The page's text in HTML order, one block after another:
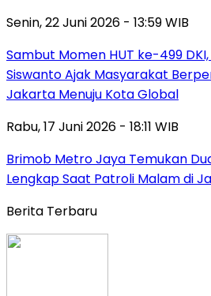
Senin, 22 Juni 2026 - 13:59 WIB
Sambut Momen HUT ke-499
Siswanto Ajak Masyarakat
Jakarta Menuju Kota Global
Rabu, 17 Juni 2026 - 18:11 WIB
Brimob Metro Jaya Temukan
Lengkap Saat Patroli Malam di
Berita Terbaru